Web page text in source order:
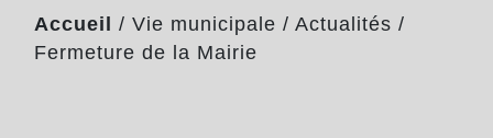
Accueil / Vie municipale / Actualités /
Fermeture de la Mairie